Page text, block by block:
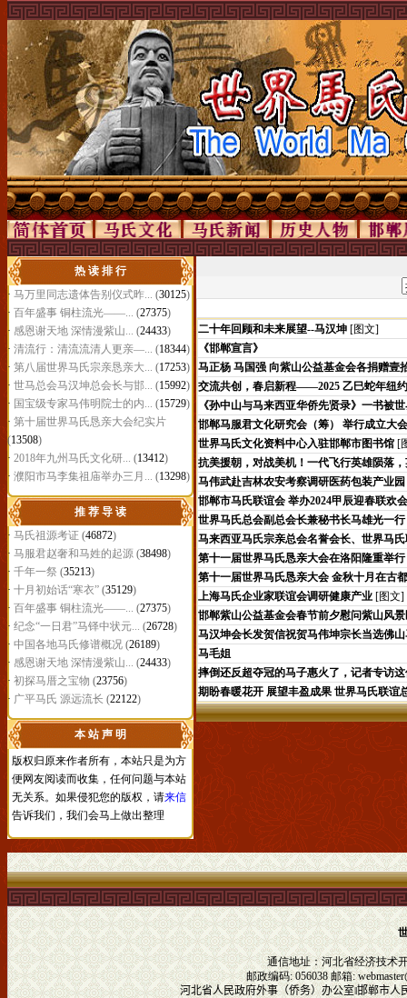
热 读 排 行
· 马万里同志遗体告别仪式昨... (30125)
· 百年盛事 铜柱流光——... (27375)
· 感恩谢天地 深情漫紫山... (24433)
· 清流行：清流流清人更亲—... (18344)
· 第八届世界马氏宗亲恳亲大... (17253)
· 世马总会马汉坤总会长与邯... (15992)
· 国宝级专家马伟明院士的内... (15729)
· 第十届世界马氏恳亲大会纪实片
(13508)
· 2018年九州马氏文化研... (13412)
· 濮阳市马李集祖庙举办三月... (13298)
推 荐 导 读
· 马氏祖源考证 (46872)
· 马服君赵奢和马姓的起源 (38498)
· 千年一祭 (35213)
· 十月初始话“寒衣” (35129)
· 百年盛事 铜柱流光——... (27375)
· 纪念“一日君”马铎中状元... (26728)
· 中国各地马氏修谱概况 (26189)
· 感恩谢天地 深情漫紫山... (24433)
· 初探马厝之宝物 (23756)
· 广平马氏 源远流长 (22122)
本 站 声 明
版权归原来作者所有，本站只是为方
便网友阅读而收集，任何问题与本站
无关系。如果侵犯您的版权，请来信
告诉我们，我们会马上做出整理
二十年回顾和未来展望--马汉坤 [图文]
《邯郸宣言》
马正杨 马国强 向紫山公益基金会各捐赠壹
交流共创，春启新程——2025 乙巳蛇年纽
《孙中山与马来西亚华侨先贤录》一书被
邯郸马服君文化研究会（筹） 举行成立大会
世界马氏文化资料中心入驻邯郸市图书馆 [
抗美援朝，对战美机！一代飞行英雄陨落
马伟武赴吉林农安考察调研医药包装产业园
邯郸市马氏联谊会 举办2024甲辰迎春联欢会
世界马氏总会副总会长兼秘书长马雄光一
马来西亚马氏宗亲总会名誉会长、世界马
第十一届世界马氏恳亲大会在洛阳隆重举行
第十一届世界马氏恳亲大会 金秋十月在古
上海马氏企业家联谊会调研健康产业 [图文]
邯郸紫山公益基金会春节前夕慰问紫山风
马汉坤会长发贺信祝贺马伟坤宗长当选佛
马毛姐
摔倒还反超夺冠的马子惠火了，记者专访
期盼春暖花开 展望丰盈成果 世界马氏联谊
通信地址：河北省经济技
邮政编码: 056038 邮箱:
河北省人民政府外事（侨务）办公室‖邯郸市人